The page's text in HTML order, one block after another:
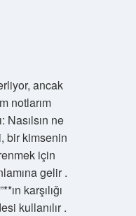
ancak
notlarım
Nasılsın ne
bir kimsenin
için
gelir .
karşılığı
kullanılır .